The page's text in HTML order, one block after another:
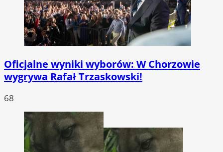
Oficjalne wyniki wyborów: W Chorzowie
wygrywa Rafał Trzaskowski!
68